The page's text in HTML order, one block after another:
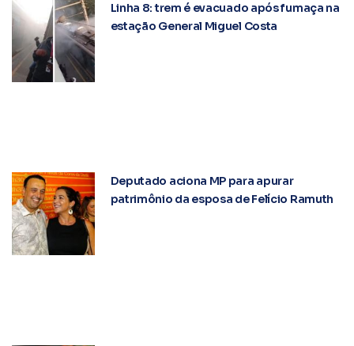
Linha 8: trem é evacuado após fumaça na
estação General Miguel Costa
Deputado aciona MP para apurar
patrimônio da esposa de Felício Ramuth